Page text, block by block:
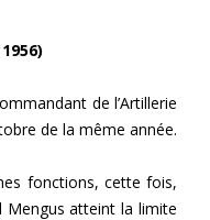
de l’Artillerie
de la même année.
fonctions, cette fois,
Mengus atteint la limite